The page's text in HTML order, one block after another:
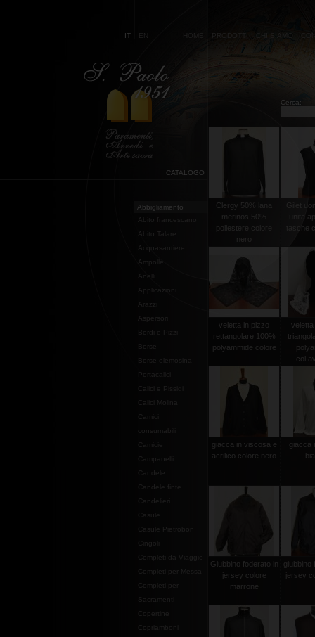
IT EN HOME PRODOTTI CHI SIAMO
Cerca:
CATALOGO
Abbigliamento
Abito francescano
Abito Talare
Acquasantiere
Ampolle
Anelli
Applicazioni
Arazzi
Aspersori
Bordi e Pizzi
Borse
Borse elemosina-
Portacalici
Calici e Pissidi
Calici Molina
Campanelli
Candele
Candele finte
Candelieri
Casule
Casule Pietrobon
Cingoli
Completi da Viaggio
Completi per Messa
Completi per
Sacramenti
Copertine
Copriamboni
Clergy 50% lana
merinos 50%
poliestere colore
nero
Gilet
unita
tasche
veletta in pizzo
rettangolare 100%
polyammide colore
giacca in viscosa e
acrilico colore nero
giacca
Giubbino foderato in
jersey colore
marrone
giubbino
jersey